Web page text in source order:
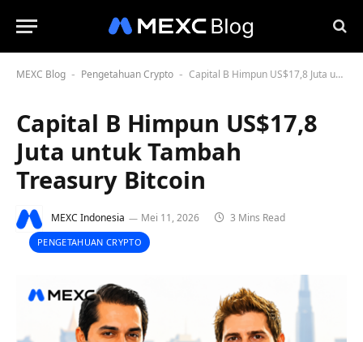
MEXC Blog - Pengetahuan Crypto - Capital B Himpun US$17,8 Juta untuk Tambah Treasury Bitcoin
Capital B Himpun US$17,8
Juta untuk Tambah
Treasury Bitcoin
MEXC Indonesia Mei 11, 2026 3 Mins Read
PENGETAHUAN CRYPTO